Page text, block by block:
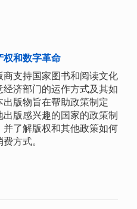
权和数字革命
支持国家图书和阅读文化
济部门的运作方式及其如
版物旨在帮助政策制定
版感兴趣的国家的政策制
了解版权和其他政策如何
方式。